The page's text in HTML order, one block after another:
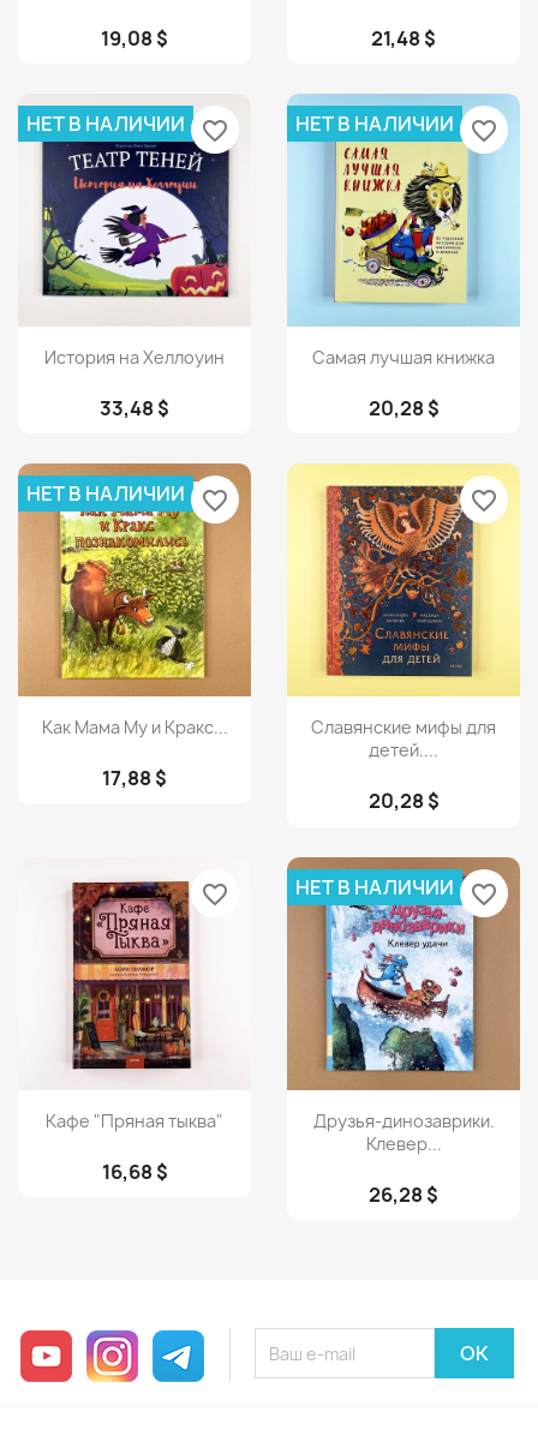
19,08 $ 21,48 $
Просмотр
История на Хеллоуин
33,48 $
НЕТ В НАЛИЧИИ favorite_border
 Просмотр
Самая лучшая книжка
20,28 $
НЕТ В НАЛИЧИИ favorite_border
Просмотр
Как Мама Му и Кракс...
17,88 $
НЕТ В НАЛИЧИИ favorite_border
Просмотр
Славянские мифы для
детей....
20,28 $
favorite_border
Просмотр
Кафе "Пряная тыква"
16,68 $
favorite_border
Просмотр
Друзья-динозаврики.
Клевер...
26,28 $
НЕТ В НАЛИЧИИ favorite_border
YouTube InstagramTelegram